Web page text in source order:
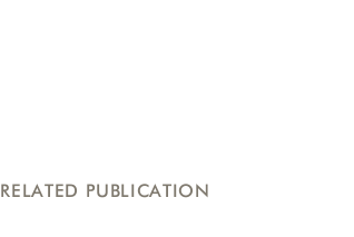
RELATED PUBLICATION